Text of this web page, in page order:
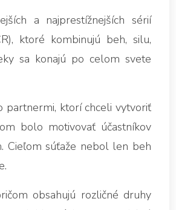
a najprestížnejších sérií
ktoré kombinujú beh, silu,
sa konajú po celom svete
partnermi, ktorí chceli vytvoriť
bolo motivovať účastníkov
Cieľom súťaže nebol len beh
obsahujú rozličné druhy